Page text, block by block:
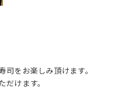
をお楽しみ頂けます。
けます。